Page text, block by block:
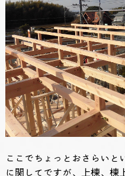
ここでちょっとおさらいと
に関してですが、上棟、棟